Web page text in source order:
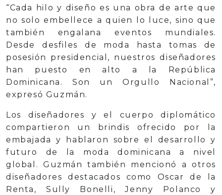
“Cada hilo y diseño es una obra de arte que
no solo embellece a quien lo luce, sino que
también engalana eventos mundiales.
Desde desfiles de moda hasta tomas de
posesión presidencial, nuestros diseñadores
han puesto en alto a la República
Dominicana. Son un Orgullo Nacional”,
expresó Guzmán.
Los diseñadores y el cuerpo diplomático
compartieron un brindis ofrecido por la
embajada y hablaron sobre el desarrollo y
futuro de la moda dominicana a nivel
global. Guzmán también mencionó a otros
diseñadores destacados como Oscar de la
Renta, Sully Bonelli, Jenny Polanco y